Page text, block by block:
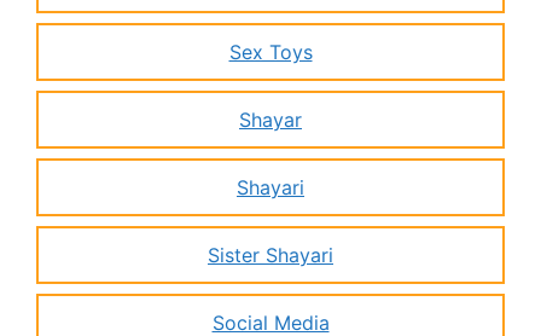
Sex Toys
Shayar
Shayari
Sister Shayari
Social Media